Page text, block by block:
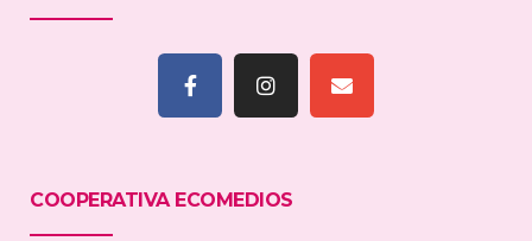
COOPERATIVA ECOMEDIOS